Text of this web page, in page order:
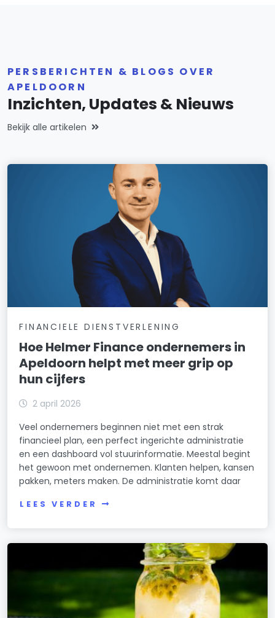
PERSBERICHTEN & BLOGS OVER
APELDOORN
Inzichten, Updates & Nieuws
Bekijk alle artikelen
FINANCIELE DIENSTVERLENING
Hoe Helmer Finance ondernemers in
Apeldoorn helpt met meer grip op
hun cijfers
2 april 2026
Veel ondernemers beginnen niet met een strak
financieel plan, een perfect ingerichte administratie
en een dashboard vol stuurinformatie. Meestal begint
het gewoon met ondernemen. Klanten helpen, kansen
pakken, meters maken. De administratie komt daar
LEES VERDER